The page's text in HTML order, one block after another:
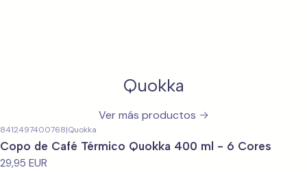
Quokka
Ver más productos
8412497400768|Quokka
Copo de Café Térmico Quokka 400 ml - 6 Cores
29,95 EUR